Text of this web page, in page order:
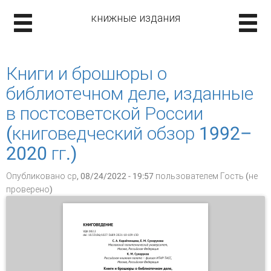
книжные издания
Книги и брошюры о
библиотечном деле, изданные
в постсоветской России
(книговедческий обзор 1992–
2020 гг.)
Опубликовано ср, 08/24/2022 - 19:57 пользователем Гость (не
проверено)